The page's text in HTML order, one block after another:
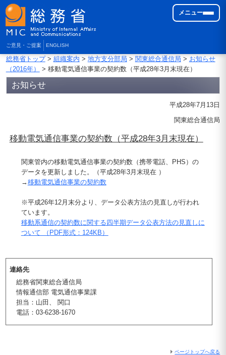
ご意見・ご提案 ENGLISH
メニュー
総務省トップ> 組織案内 > 地方支分部局 > 関東総合通信局 > お知らせ
（2016年）
> 移動電気通信事業の契約数（平成28年3月末現在）
お知らせ
平成28年7月13日
関東総合通信局
移動電気通信事業の契約数（平成28年3月末現在）
関東管内の移動電気通信事業の契約数（携帯電話、PHS）の
データを更新しました。（平成28年3月末現在 ）
→移動電気通信事業の契約数
※平成26年12月末分より、データ公表方法の見直しが行われ
ています。
移動系通信の契約数に関する四半期データ公表方法の見直しに
ついて （PDF形式：124KB）
連絡先
総務省関東総合通信局
情報通信部 電気通信事業課
担当：山田、 関口
電話：03-6238-1670
ページトップへ戻る